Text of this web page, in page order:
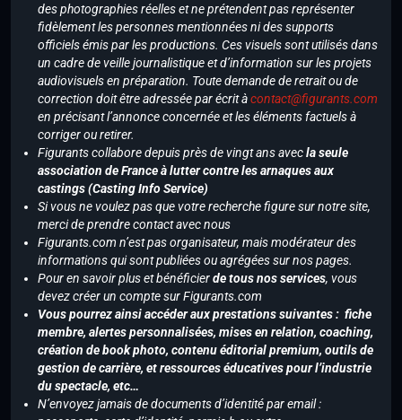
des photographies réelles et ne prétendent pas représenter
fidèlement les personnes mentionnées ni des supports
officiels émis par les productions. Ces visuels sont utilisés dans
un cadre de veille journalistique et d’information sur les projets
audiovisuels en préparation. Toute demande de retrait ou de
correction doit être adressée par écrit àcontact@figurants.com
en précisant l’annonce concernée et les éléments factuels à
corriger ou retirer.
Figurants collabore depuis près de vingt ans avecla seule
association de France à lutter contre les arnaques aux
castings (Casting Info Service)
Si vous ne voulez pas que votre recherche figure sur notre site,
merci de prendre contact avec nous
Figurants.com n’est pas organisateur, mais modérateur des
informations qui sont publiées ou agrégées sur nos pages.
Pour en savoir plus et bénéficierde tous nos services, vous
devez créer un compte sur Figurants.com
Vous pourrez ainsi accéder aux prestations suivantes : fiche
membre, alertes personnalisées, mises en relation, coaching,
création de book photo, contenu éditorial premium, outils de
gestion de carrière, et ressources éducatives pour l’industrie
du spectacle, etc…
N’envoyez jamais de documents d’identité par email :